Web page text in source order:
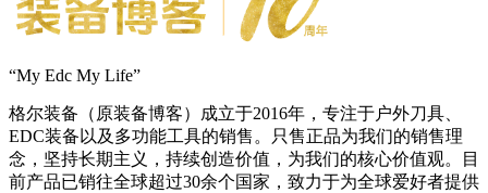
“My Edc My Life”
格尔装备（原装备博客）成立于2016年，专注于户外刀具、
EDC装备以及多功能工具的销售。只售正品为我们的销售理
念，坚持长期主义，持续创造价值，为我们的核心价值观。目
前产品已销往全球超过30余个国家，致力于为全球爱好者提供